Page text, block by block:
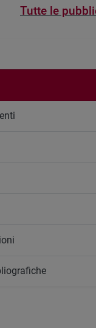
Tutte le